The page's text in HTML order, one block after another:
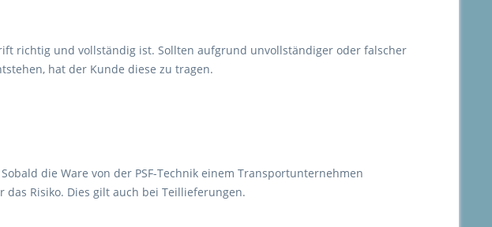
richtig und vollständig ist. Sollten aufgrund unvollständiger oder falscher
hat der Kunde diese zu tragen.
die Ware von der PSF-Technik einem Transportunternehmen
Risiko. Dies gilt auch bei Teillieferungen.